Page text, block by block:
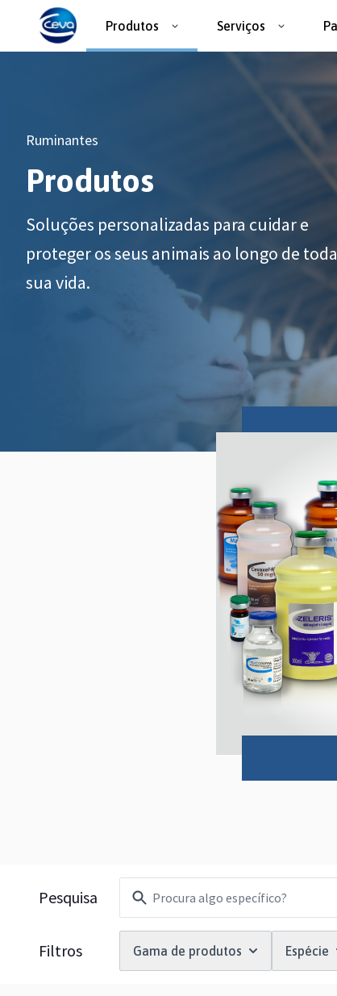
Produtos Serviços
Ruminantes
Produtos
Soluções personalizadas para cuidar e
proteger os seus animais ao longo de
sua vida.
Pesquisa
Filtros Gama de produtos Espécie